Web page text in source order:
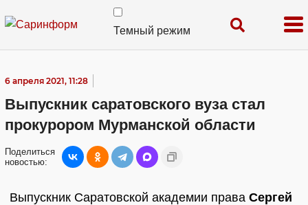
Темный режим
6 апреля 2021, 11:28
Выпускник саратовского вуза стал
прокурором Мурманской области
Поделиться
новостью:
Выпускник Саратовской академии права Сергей